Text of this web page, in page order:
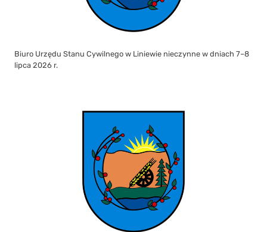
Biuro Urzędu Stanu Cywilnego w Liniewie nieczynne w dniach 7–8
lipca 2026 r.